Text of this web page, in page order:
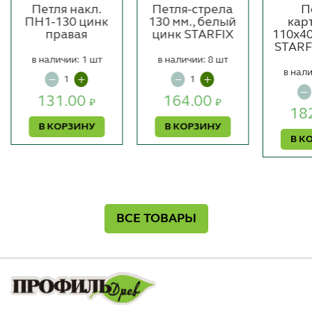
Петля накл.
ПН1-130 цинк
правая
131.00₽
В КОРЗИНУ
в наличии: 1 шт
Петля-стрела
130 мм., белый
цинк STARFIX
164.00₽
В КОРЗИНУ
в наличии: 8 шт
В
в
ВСЕ ТОВАРЫ